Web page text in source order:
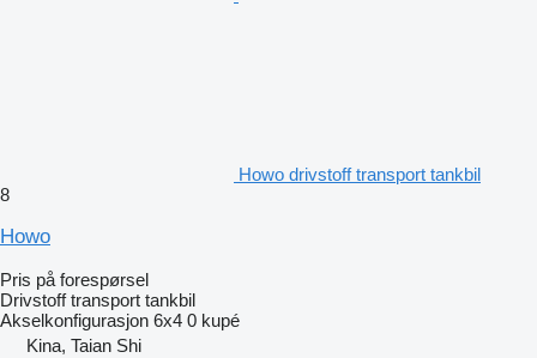
Howo drivstoff transport tankbil
8
Howo
Pris på forespørsel
Drivstoff transport tankbil
Akselkonfigurasjon 6x4 0 kupé
Kina, Taian Shi